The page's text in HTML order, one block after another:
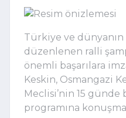
Türkiye ve
düzenlenen ralli
önemli başarılara
Keskin, Osmangazi
Meclisi’nin 15
programına